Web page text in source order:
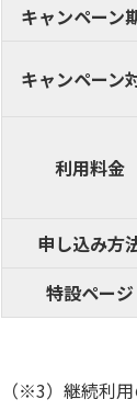
キャンペーン
キャンペーン
利用料金
申し込み方
特設ページ
（※3）継続利